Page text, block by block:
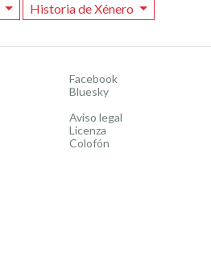
Historia de Xénero
Facebook
Bluesky
Aviso legal
Licenza
Colofón